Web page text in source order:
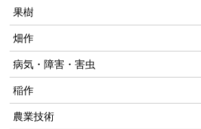
果樹
畑作
病気・障害・害虫
稲作
農業技術